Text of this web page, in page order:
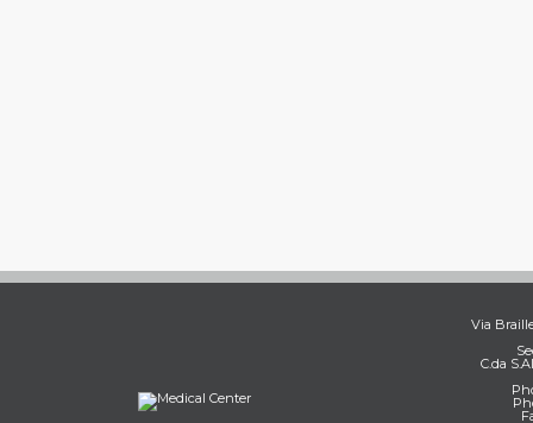
Via
C.da